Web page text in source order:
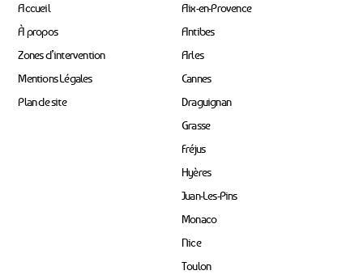
Accueil
À propos
Zones d’intervention
Mentions Légales
Plan de site
Aix-en-Provence
Antibes
Arles
Cannes
Draguignan
Grasse
Fréjus
Hyères
Juan-Les-Pins
Monaco
Nice
Toulon